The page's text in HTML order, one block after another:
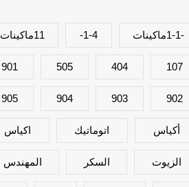
-1-1ماكينات 1-4- 11ماكينات
107
404
505
901
902
903
904
905
أكياس اتوماتيك اكياس
الزيوت السكر المهندس